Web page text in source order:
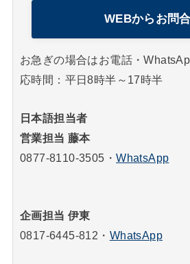
WEBからお問
お急ぎの場合はお電話・
応時間：平日8時半～17時半
日本語担当者
営業担当 藤本
0877-8110-3505 ・WhatsApp
企画担当 伊東
0817-6445-812 ・ WhatsApp